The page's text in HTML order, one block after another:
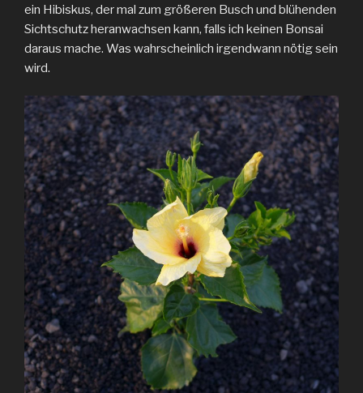
ein Hibiskus, der mal zum größeren Busch und blühenden
Sichtschutz heranwachsen kann, falls ich keinen Bonsai
daraus mache. Was wahrscheinlich irgendwann nötig sein
wird.